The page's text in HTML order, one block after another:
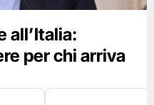
all’Italia:
per chi arriva